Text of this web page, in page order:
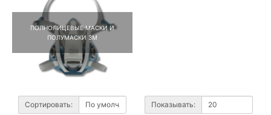
ПОЛНОЛИЦЕВЫЕ МАСКИ И
ПОЛУМАСКИ 3М
Сортировать: Показывать: